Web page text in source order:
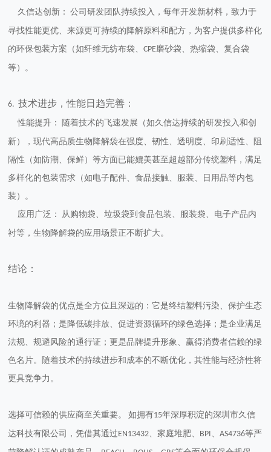
久信达创新：
公司研发团队持续投入，每年开发新材料 ，致力于
寻找性能更优、来源更可持续的降解原料和配方，为客户提供多样化
的环保包装方案（如纤维无纺布袋、CPE磨砂袋、热缩袋、复合袋
等）。
6.技术进步，性能日趋完善：
性能提升： 随着技术的飞速发展（如久信达持续的研发投入和创
新），现代高品质生物降解袋在强度、韧性、透明度、印刷适性、阻
隔性（如防潮、保鲜）等方面已能媲美甚至超越部分传统塑料，满足
多样化的包装需求（如电子配件、食品接触、服装、日用品等内包
装）。
应用广泛：
从购物袋、垃圾袋到食品包装、服装袋、电子产品内
衬等，生物降解袋的应用场景正不断扩大。
结论：
生物降解袋的优点是全方位且深远的：它是终结塑料污染、保护生态
环境的利器；是降低碳排放、促进资源循环的绿色选择；是企业满足
法规、规避风险的通行证；更是品牌提升形象、赢得消费者信赖的绿
色名片。随着技术的持续进步和成本的不断优化，其性能与经济性将
更具竞争力。
选择可信赖的供应商至关重要。 如拥有15年深厚积淀的深圳市久信
达科技有限公司，凭借其通过EN13432、家庭堆肥、 BPI、AS4736等严